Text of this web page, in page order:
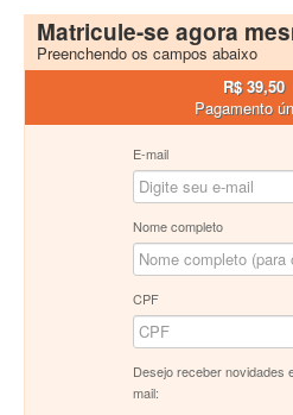
Matricule-se agora
Preenchendo os campos abaixo
R$ 39,50
Pagamento
E-mail
Nome completo
CPF
Desejo receber novidades
mail: